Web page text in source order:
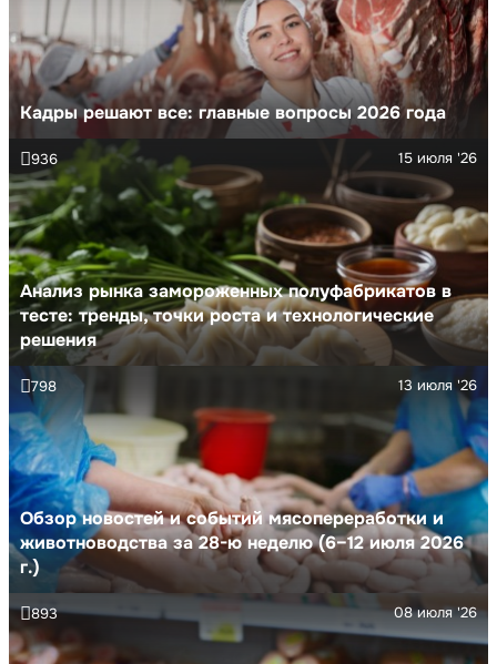
Кадры решают все: главные вопросы 2026 года
Анализ рынка замороженных полуфабрикатов в
тесте: тренды, точки роста и технологические
решения
15 июля '26
936
Обзор новостей и событий мясопереработки и
животноводства за 28-ю неделю (6–12 июля 2026
г.)
13 июля '26
798
08 июля '26
893